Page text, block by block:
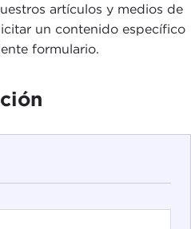
artículos y medios de
un contenido específico
formulario.